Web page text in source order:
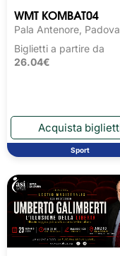
WMT KOMBAT04
Pala Antenore, Padova
Biglietti a partire da
26.04€
Sport